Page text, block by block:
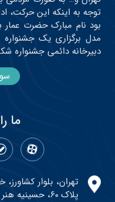
توجه به اینکه این حرکت،
بود نام مبارک حضرت
مدل برگزاری یک
دبیرخانه دائمی جشنواره
ما
پلاک ۶۰، حسینیه هنر - کدپستی: ۱۴۱۷۹۷۳۶۵۱